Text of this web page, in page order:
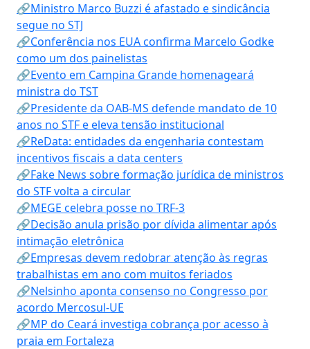
🔗Ministro Marco Buzzi é afastado e sindicância
segue no STJ
🔗Conferência nos EUA confirma Marcelo Godke
como um dos painelistas
🔗Evento em Campina Grande homenageará
ministra do TST
🔗Presidente da OAB-MS defende mandato de 10
anos no STF e eleva tensão institucional
🔗ReData: entidades da engenharia contestam
incentivos fiscais a data centers
🔗Fake News sobre formação jurídica de ministros
do STF volta a circular
🔗MEGE celebra posse no TRF-3
🔗Decisão anula prisão por dívida alimentar após
intimação eletrônica
🔗Empresas devem redobrar atenção às regras
trabalhistas em ano com muitos feriados
🔗Nelsinho aponta consenso no Congresso por
acordo Mercosul-UE
🔗MP do Ceará investiga cobrança por acesso à
praia em Fortaleza